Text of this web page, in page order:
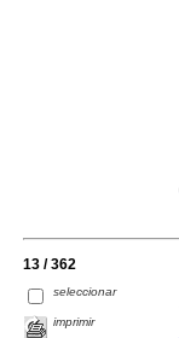
13 / 362
seleccionar
imprimir